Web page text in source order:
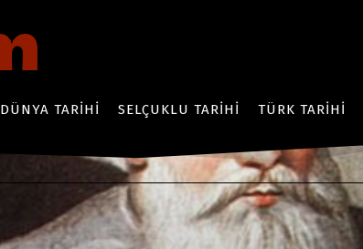
DÜNYA TARIHI SELÇUKLU TARIHI TÜRK TARIHI